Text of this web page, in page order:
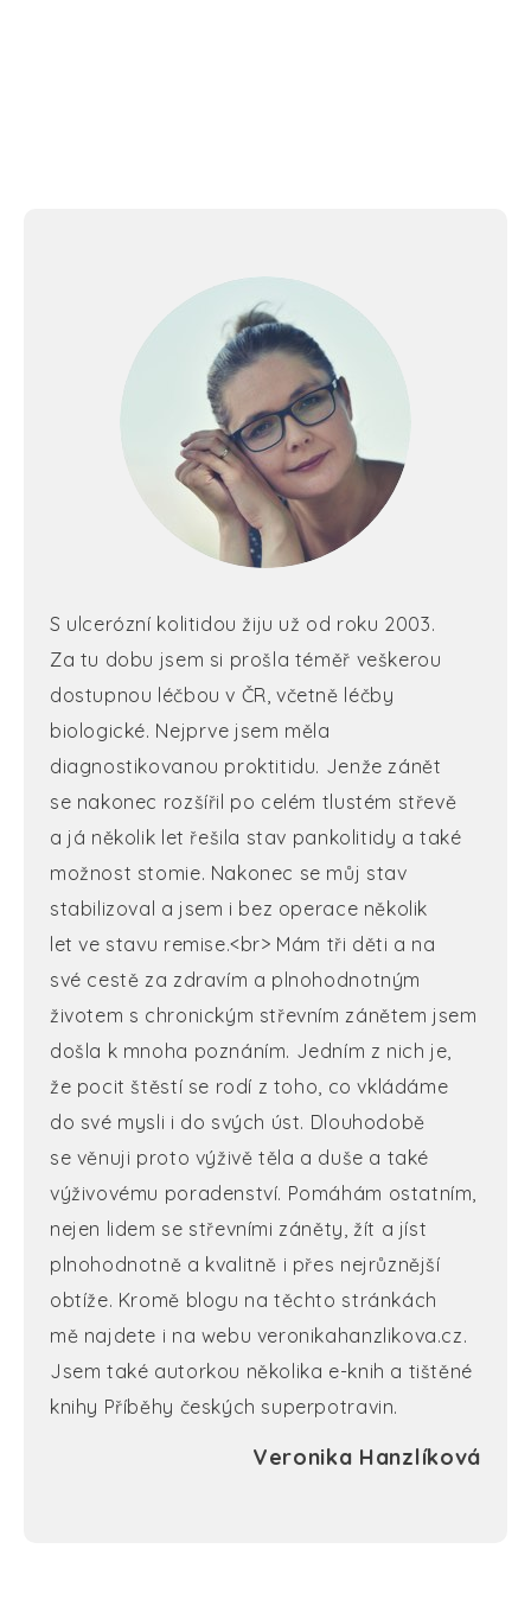
S ulcerózní kolitidou žiju už od roku 2003.
Za tu dobu jsem si prošla téměř veškerou
dostupnou léčbou v ČR, včetně léčby
biologické. Nejprve jsem měla
diagnostikovanou proktitidu. Jenže zánět
se nakonec rozšířil po celém tlustém střevě
a já několik let řešila stav pankolitidy a také
možnost stomie. Nakonec se můj stav
stabilizoval a jsem i bez operace několik
let ve stavu remise.<br> Mám tři děti a na
své cestě za zdravím a plnohodnotným
životem s chronickým střevním zánětem jsem
došla k mnoha poznáním. Jedním z nich je,
že pocit štěstí se rodí z toho, co vkládáme
do své mysli i do svých úst. Dlouhodobě
se věnuji proto výživě těla a duše a také
výživovému poradenství. Pomáhám ostatním,
nejen lidem se střevními záněty, žít a jíst
plnohodnotně a kvalitně i přes nejrůznější
obtíže. Kromě blogu na těchto stránkách
mě najdete i na webu veronikahanzlikova.cz.
Jsem také autorkou několika e-knih a tištěné
knihy Příběhy českých superpotravin.
Veronika Hanzlíková